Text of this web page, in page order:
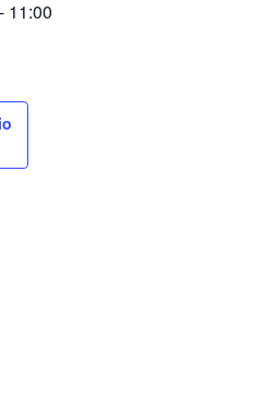
- 11:00